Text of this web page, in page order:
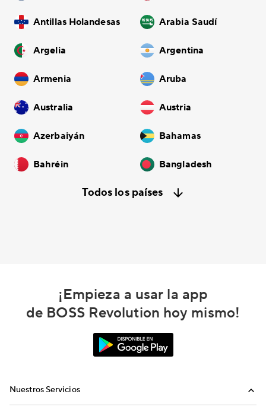
Antillas Holandesas Arabia Saudí
Argelia Argentina
Armenia Aruba
Australia Austria
Azerbaiyán Bahamas
Bahréin Bangladesh
Todos los países
¡Empieza a usar la app
de BOSS Revolution hoy mismo!
Nuestros Servicios